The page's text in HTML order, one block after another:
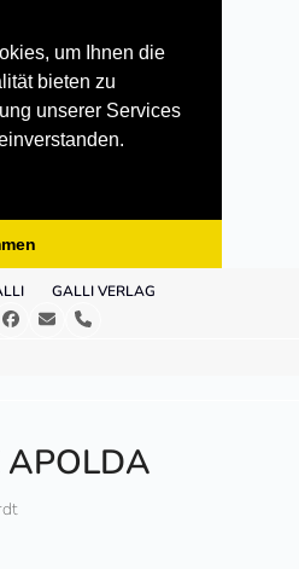
um Ihnen die
bieten zu
unserer Services
GALLI VERLAG
Facebook
E- Telefon
APOLDA